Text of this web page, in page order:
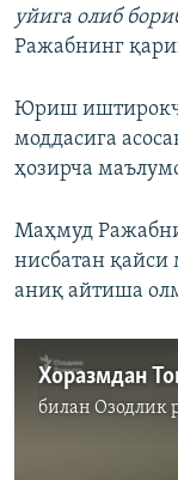
уйига олиб
Ражабнинг
Юриш
моддасига
ҳозирча
Маҳмуд
нисбатан қайси
аниқ айтиша
билан Озодлик
Айни